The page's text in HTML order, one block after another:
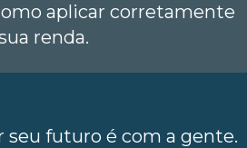
aplicar corretamente
renda.
seu futuro é com a gente.